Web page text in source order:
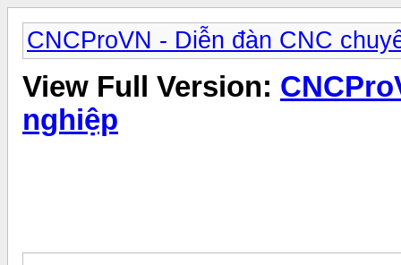
CNCProVN - Diễn đàn CNC
View Full Version:
nghiệp